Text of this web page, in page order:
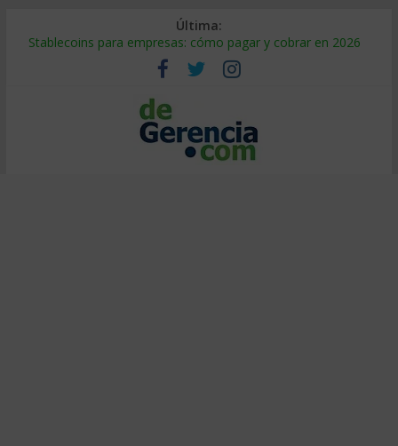
Última:
Stablecoins para empresas: cómo pagar y cobrar en 2026
Despido silencioso: qué es y por qué sale tan caro
IA en selección de personal: cómo auditarla a tiempo
Trabajo forzoso en la cadena de suministro: qué hacer
Mercado hispano de EE. UU.: cómo segmentarlo y venderle